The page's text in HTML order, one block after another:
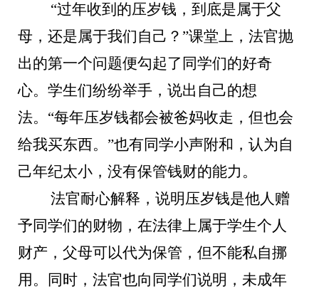
“过年收到的压岁钱，到底是属于父
母，还是属于我们自己？”课堂上，法官抛
出的第一个问题便勾起了同学们的好奇
心。学生们纷纷举手，说出自己的想
法。“每年压岁钱都会被爸妈收走，但也会
给我买东西。”也有同学小声附和，认为自
己年纪太小，没有保管钱财的能力。
法官耐心解释，说明压岁钱是他人赠
予同学们的财物，在法律上属于学生个人
财产，父母可以代为保管，但不能私自挪
用。同时，法官也向同学们说明，未成年